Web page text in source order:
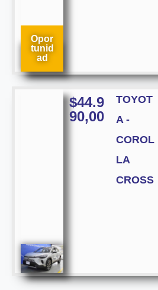
Opor
tunid
ad
$44.9
90,00
TOYOT
A -
COROL
LA
CROSS